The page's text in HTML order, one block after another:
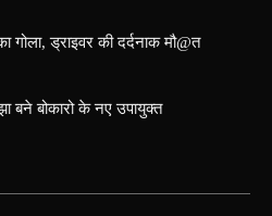
ड्राइवर की दर्दनाक मौ@त
बोकारो के नए उपायुक्त